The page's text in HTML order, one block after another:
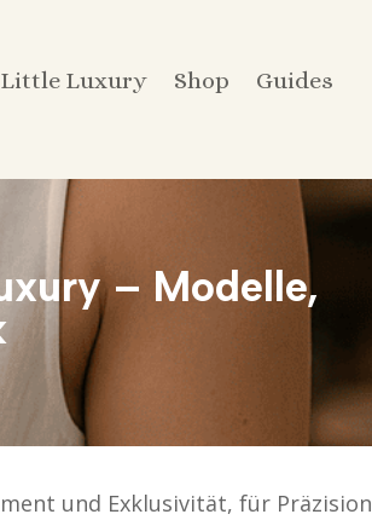
Little Luxury Shop Guides
– Modelle,
und Exklusivität, für Präzision